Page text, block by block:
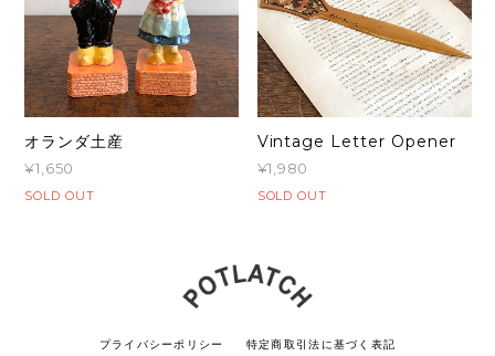
オランダ土産
¥1,650
SOLD OUT
Vintage Letter Opener
¥1,980
SOLD OUT
プライバシーポリシー 特定商取引法に基づく表記